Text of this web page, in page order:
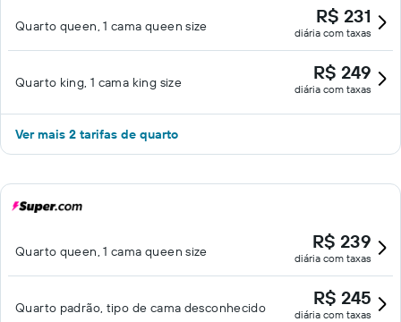
Quarto queen, 1 cama queen size R$ 231
diária com taxas
Quarto king, 1 cama king size R$ 249
diária com taxas
Ver mais 2 tarifas de quarto
Quarto queen, 1 cama queen size R$ 239
diária com taxas
Quarto padrão, tipo de cama desconhecido R$ 245
diária com taxas